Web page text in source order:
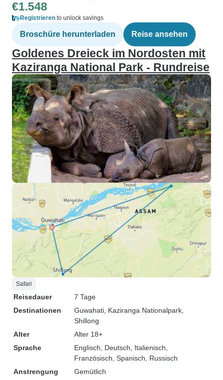
€1.548
Registrieren to unlock savings
Broschüre herunterladen Reise ansehen
Goldenes Dreieck im Nordosten mit
Kaziranga National Park - Rundreise
Safari
Reisedauer
7 Tage
Destinationen
Guwahati , Kaziranga Nationalpark
Shillong
Alter
Alter 18+
Sprache
Englisch, Deutsch, Italienisch,
Französisch, Spanisch, Russisch
Anstrengung
Gemütlich